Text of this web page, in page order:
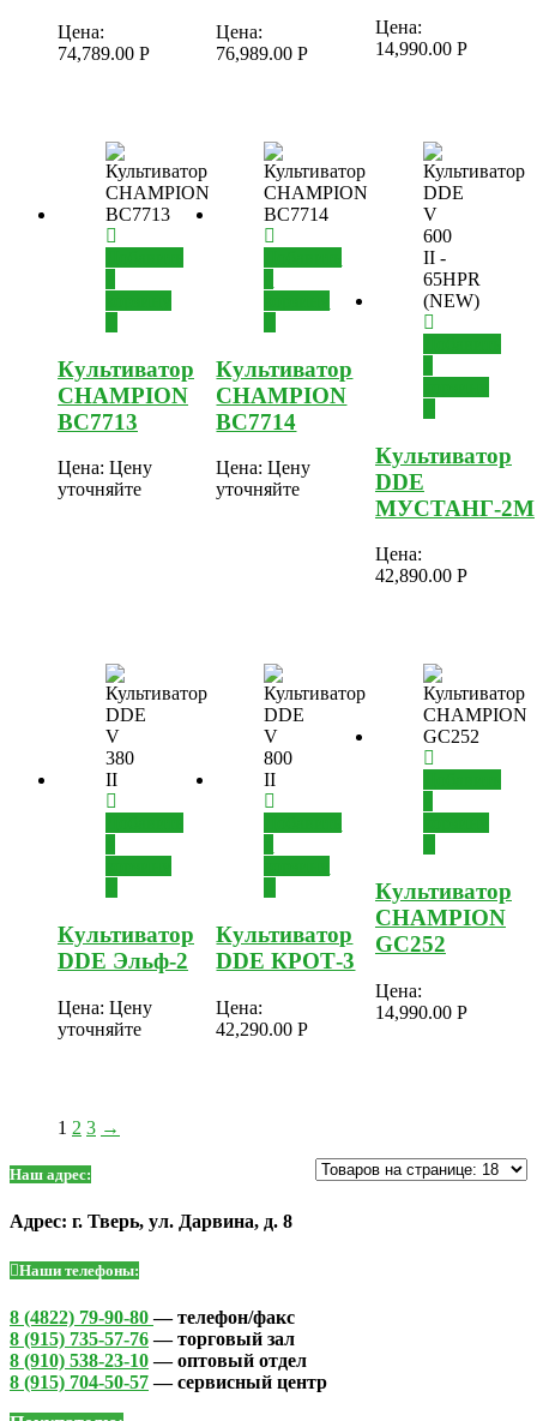
Цена:
74,789.00 Р
Цена:
76,989.00Р
Цена:
14,990.00 Р
Культиватор
CHAMPION
BC7713
Цена: Цену
уточняйте
Культиватор
CHAMPION
BC7714
Цена:Цену
уточняйте
Культиватор
DDE
МУСТАНГ-2М
Цена:
42,890.00 Р
Культиватор
DDE Эльф-2
Цена: Цену
уточняйте
Культиватор
DDE КРОТ-3
Цена:
42,290.00Р
Культиватор
CHAMPION
GC252
Цена:
14,990.00 Р
1 2 3 →
Наш адрес:
Адрес: г. Тверь, ул. Дарвина, д. 8
Наши телефоны:
8 (4822) 79-90-80— телефон/факс
8 (915) 735-57-76— торговый зал
8 (910) 538-23-10— оптовый отдел
8 (915) 704-50-57— сервисный центр